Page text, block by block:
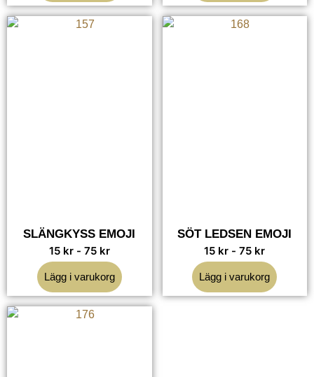
SLÄNGKYSS EMOJI
15 kr- 75 kr
Lägg i varukorg
SÖT LEDSEN EMOJI
15 kr -75 kr
Lägg i varukorg